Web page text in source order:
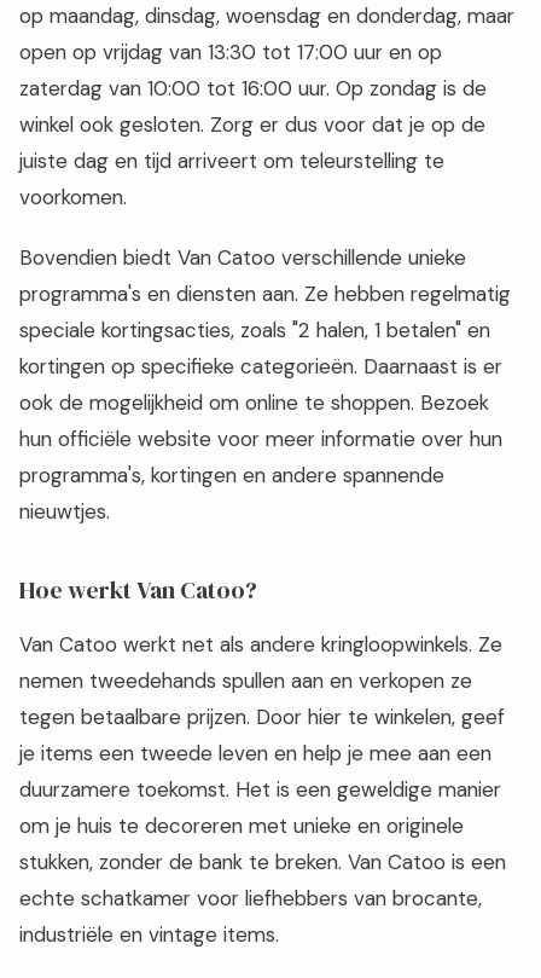
op maandag, dinsdag, woensdag en donderdag, maar
open op vrijdag van 13:30 tot 17:00 uur en op
zaterdag van 10:00 tot 16:00 uur. Op zondag is de
winkel ook gesloten. Zorg er dus voor dat je op de
juiste dag en tijd arriveert om teleurstelling te
voorkomen.
Bovendien biedt Van Catoo verschillende unieke
programma's en diensten aan. Ze hebben regelmatig
speciale kortingsacties, zoals "2 halen, 1 betalen" en
kortingen op specifieke categorieën. Daarnaast is er
ook de mogelijkheid om online te shoppen. Bezoek
hun officiële website voor meer informatie over hun
programma's, kortingen en andere spannende
nieuwtjes.
Hoe werkt Van Catoo?
Van Catoo werkt net als andere kringloopwinkels. Ze
nemen tweedehands spullen aan en verkopen ze
tegen betaalbare prijzen. Door hier te winkelen, geef
je items een tweede leven en help je mee aan een
duurzamere toekomst. Het is een geweldige manier
om je huis te decoreren met unieke en originele
stukken, zonder de bank te breken. Van Catoo is een
echte schatkamer voor liefhebbers van brocante,
industriële en vintage items.